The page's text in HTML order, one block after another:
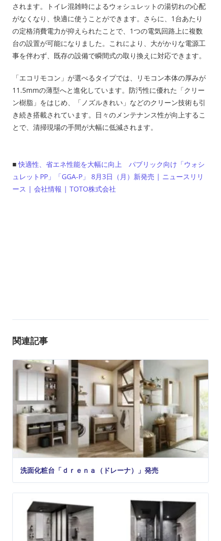
されます。トイレ混雑時によるウォシュレットの湯切れの心配
がなくなり、快適に使うことができます。さらに、1台あたり
の定格消費電力が抑えられたことで、1つの電気回路上に複数
台の設置が可能になりました。これにより、大がかりな電源工
事を伴わず、既存の設備で瞬間式の取り換えに対応できます。
「エコリモコン」が選べるタイプでは、リモコン本体の厚みが
11.5mmの薄型へと進化しています。防汚性に優れた「クリー
ン樹脂」をはじめ、「ノズルきれい」などのクリーン技術も引
き続き搭載されています。日々のメンテナンス性が向上するこ
とで、清掃現場の手間が大幅に低減されます。
■快適性、省エネ性能を大幅に向上 パブリック向け「ウォシ
ュレットPP」「GGA-P」 8月3日（月）新発売 | ニュースリリ
ース | 会社情報 | TOTO株式会社
関連記事
洗面化粧台「ｄｒｅｎａ（ドレーナ）」発売